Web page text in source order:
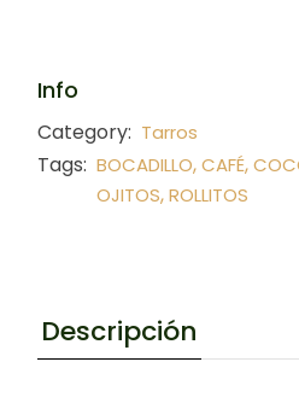
Info
Category: Tarros
Tags: BOCADILLO,CAFÉ,
OJITOS,ROLLITOS
Descripción